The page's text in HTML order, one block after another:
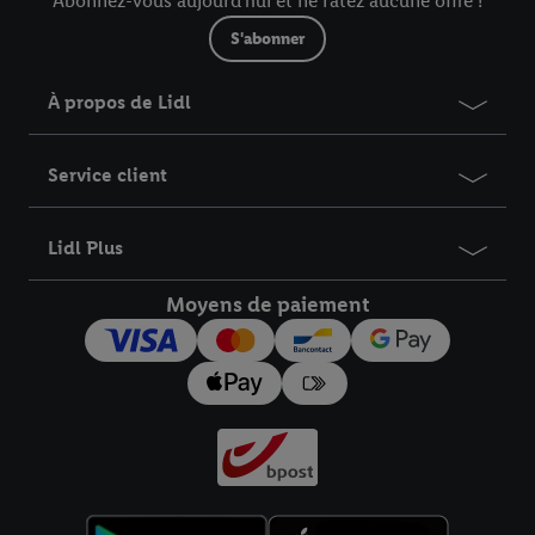
S'abonner
À propos de Lidl
Service client
Lidl Plus
Moyens de paiement